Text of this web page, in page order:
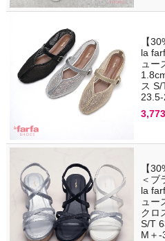
【
la
ュー
ス
【
＜ブ
la
ュー
クロ
S/T
M＋-